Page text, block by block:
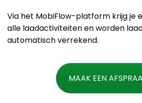
Via het MobiFlow-platform krijg je
alle laadactiviteiten en worden
automatisch verrekend​.
MAAK EEN